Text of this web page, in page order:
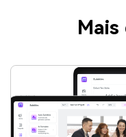
Mais